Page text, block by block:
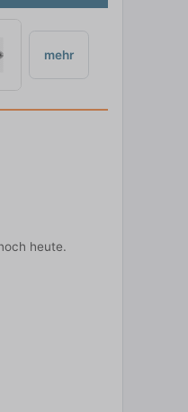
mehr
heute.